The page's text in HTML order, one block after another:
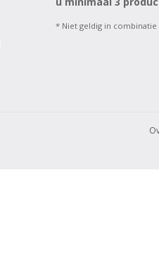
* Niet geldig in